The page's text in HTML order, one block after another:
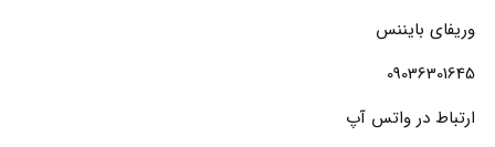
وریفای بایننس
09036301645
ارتباط در واتس آپ